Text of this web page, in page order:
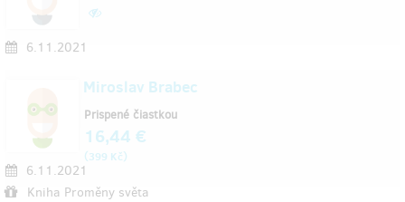
6.11.2021
Miroslav Brabec
6.11.2021
Kniha Proměny světa
Prispené čiastkou
16,44 €
(399 Kč)